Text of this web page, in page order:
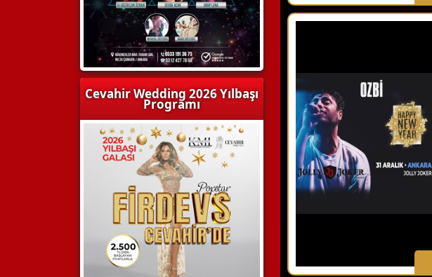
Cevahir Wedding 2026 Yılbaşı
Programı Hemen Arayın
Detaylı Bilgi Alın